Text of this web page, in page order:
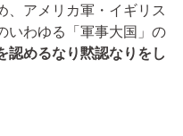
、アメリカ軍・イギリス
いわゆる「軍事大国」の
認めるなり黙認なりをし